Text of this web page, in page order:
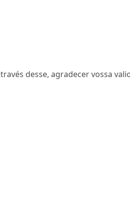
desse, agradecer vossa